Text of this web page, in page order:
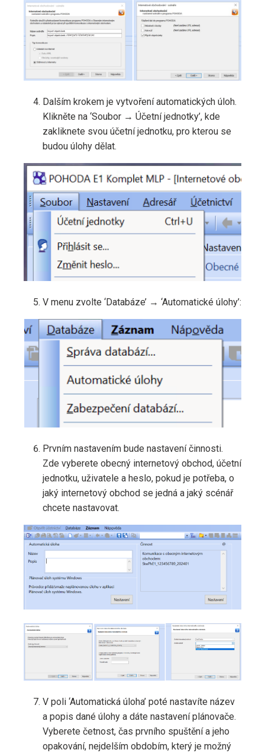
Dalším krokem je vytvoření automatických úloh.
Klikněte na ‘Soubor → Účetní jednotky’, kde
zakliknete svou účetní jednotku, pro kterou se
budou úlohy dělat.
V menu zvolte ‘Databáze’ → ‘Automatické úlohy’:
Prvním nastavením bude nastavení činnosti.
Zde vyberete obecný internetový obchod, účetní
jednotku, uživatele a heslo, pokud je potřeba, o
jaký internetový obchod se jedná a jaký scénář
chcete nastavovat.
V poli ‘Automatická úloha’ poté nastavíte název
a popis dané úlohy a dáte nastavení plánovače.
Vyberete četnost, čas prvního spuštění a jeho
opakování, nejdelším obdobím, který je možný